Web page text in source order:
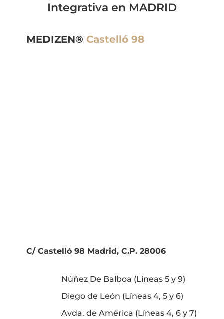
Integrativa en MADRID
MEDIZEN® Castelló 98
C/ Castelló 98 Madrid, C.P. 28006
Núñez De Balboa (Líneas 5 y 9)
Diego de León (Líneas 4, 5 y 6)
Avda. de América (Líneas 4, 6 y 7)